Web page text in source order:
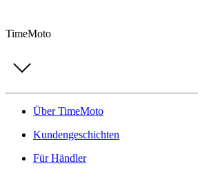
TimeMoto
Über TimeMoto
Kundengeschichten
Für Händler